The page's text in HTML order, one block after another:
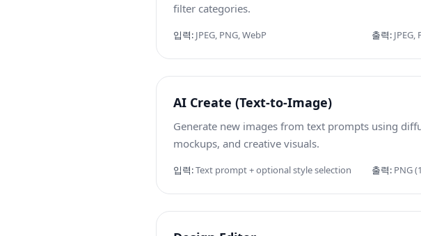
filter categories.
입력: JPEG, PNG, WebP 출력: JPEG,
AI Create (Text-to-Image)
Generate new images from text prompts using
mockups, and creative visuals.
입력:Text prompt + optional style selection 출력: PNG